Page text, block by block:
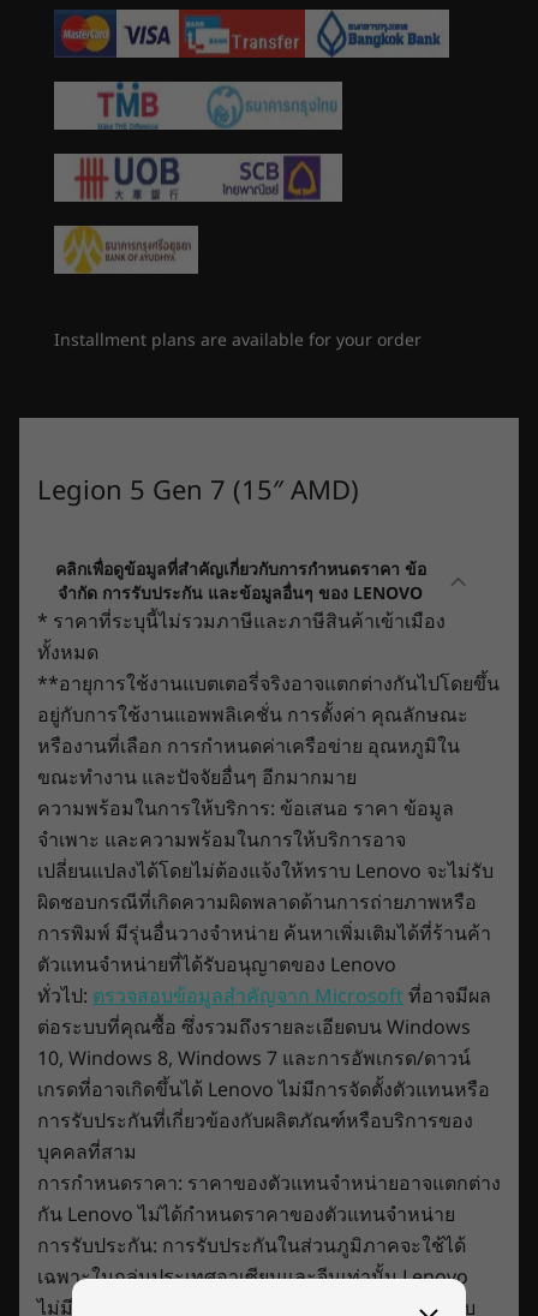
Fully powered NVIDIA®GeForce RTX™ 30
fastest laptops
NVIDIA GeForce RTX™ 30 Series Laptop GPUs
power the world′s fastest laptops for gamers
the most realistic ray-traced graphics and
Enjoy 3 Months of Xbox Game Pass on
Lenovo Legion devices
Play over 100 high-quality games with your
new Lenovo Legion laptop and three months
of Xbox Game Pass-including EA Play. With
new games added all the time, there's always
something new to play. Download and play in
full fidelity or play console games from the
cloud with connected controller.
SYNC®support, AMD FreeSync™ Premium
15.6″ FHD (1920 x 1080) IPS, 16:9 aspect ratio, 165Hz
refresh rate (3ms response time with OverDrive), 100%
sRGB, 300 nits, Dolby Vision®support, NVIDIA
SYNC support, AMD FreeSync™ Premium
15.6″ FHD (1920 x 1080) IPS, 16:9 aspect ratio, 144Hz
refresh rate, 45% NTSC, 300 nits, AMD FreeSync™
support
15.6″ FHD (1920 x 1080) IPS, 16:9 aspect ratio, 60Hz
Up to 80WHr
Up to 12.4 hours (Local 1080p video playback)
Super Rapid Charge: 80% capacity from 30 minute
charge
*All battery life claims are approximate and based on results using the MobileMark
2018 battery life benchmark tests. Actual battery life will vary and depends on many
factors such as product configuration and usage, software use, wireless
functionality,power management settings, and screen brightness. The maximum
capacity of the battery will decrease with time and use.
Storage
Up to 1TB PCIe SSD Gen 4
Security
Webcam e-shutter
Audio
2 x 2W stereo speakers with Nahimic Audio
Camera
HD 720p webcam
Dimensions (H x W x D)
As thin as 19.99mm x 358.8mm x 262.35mm / 0.79″ x
14.13″ x 10.33″
Weight
USB-C 3.2 Gen 2 (DisplayPort™ 1.4, 135W power
delivery)
ร้านค้า
Installment plans are available for your order
Legion 5 Gen 7 (15″ AMD)
คลิกเพื่อดูข้อมูลที่สำคัญเกี่ยวกับการกำหนดราคา ข้อ
จำกัด การรับประกัน และข้อมูลอื่นๆ ของ LENOVO
* ราคาที่ระบุนี้ไม่รวมภาษีและภาษีสินค้าเข้าเมือง
ทั้งหมด
**อายุการใช้งานแบตเตอรี่จริงอาจแตกต่างกันไปโดยขึ้น
อยู่กับการใช้งานแอพพลิเคชั่น การตั้งค่า คุณลักษณะ
หรืองานที่เลือก การกำหนดค่าเครือข่าย อุณหภูมิใน
ขณะทำงาน และปัจจัยอื่นๆ อีกมากมาย
ความพร้อมในการให้บริการ: ข้อเสนอ ราคา ข้อมูล
จำเพาะ และความพร้อมในการให้บริการอาจ
เปลี่ยนแปลงได้โดยไม่ต้องแจ้งให้ทราบ Lenovo จะไม่รับ
ผิดชอบกรณีที่เกิดความผิดพลาดด้านการถ่ายภาพหรือ
การพิมพ์ มีรุ่นอื่นวางจำหน่าย ค้นหาเพิ่มเติมได้ที่ร้านค้า
ตัวแทนจำหน่ายที่ได้รับอนุญาตของ Lenovo
ทั่วไป: ตรวจสอบข้อมูลสำคัญจาก Microsoftที่อาจมีผล
ต่อระบบที่คุณซื้อ ซึ่งรวมถึงรายละเอียดบน Windows
10, Windows 8, Windows 7 และการอัพเกรด/ดาวน์
เกรดที่อาจเกิดขึ้นได้ Lenovo ไม่มีการจัดตั้งตัวแทนหรือ
การรับประกันที่เกี่ยวข้องกับผลิตภัณฑ์หรือบริการของ
บุคคลที่สาม
การกำหนดราคา: ราคาของตัวแทนจำหน่ายอาจแตกต่าง
กัน Lenovo ไม่ได้กำหนดราคาของตัวแทนจำหน่าย
การรับประกัน: การรับประกันในส่วนภูมิภาคจะใช้ได้
เฉพาะในกลุ่มประเทศอาเซียนและจีนเท่านั้น Lenovo
ไม่มีการจัดตั้งตัวแทนหรือการรับประกันที่เกี่ยวข้องกับ